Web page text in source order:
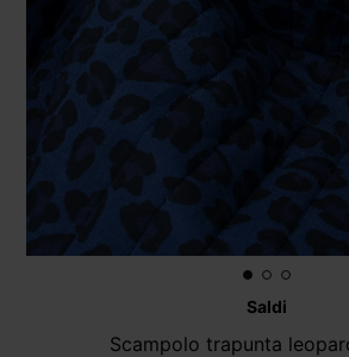
Saldi
Scampolo trapunta